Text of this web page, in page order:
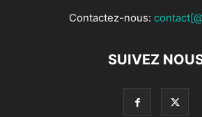
Contactez-nous:
SUIVEZ